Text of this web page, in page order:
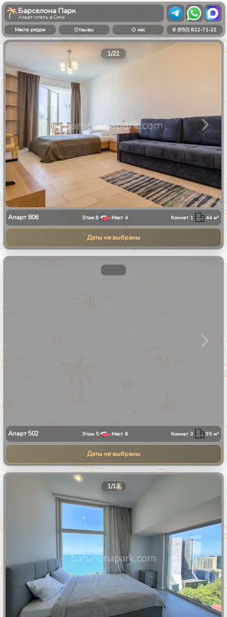
Барселона Парк
Апарт-отель в Сочи
Места рядом
Отзывы О нас 8 (952) 822-71-22
1/21
Апарт806 Этаж8 Мест 4 Комнат 1 44м²
Даты не выбраны
Апарт502 Этаж 5 Мест 6 Комнат3 95м²
Даты не выбраны
1/13